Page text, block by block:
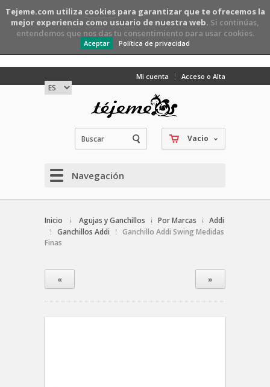
Tejeme.com utiliza cookiespara garantizar que te ofrecemos la
mejor experiencia como usuario de nuestra web. Si continúas,
entendemos que nos das tu consentimiento para usar cookies.
Aceptar Política de privacidad
Mi cuenta Acceso o Alta
Vacio
Navegación
Inicio Agujas y Ganchillos Por Marcas
Addi
Ganchillos Addi
Ganchillo Addi Swing Medidas
Finas
« »